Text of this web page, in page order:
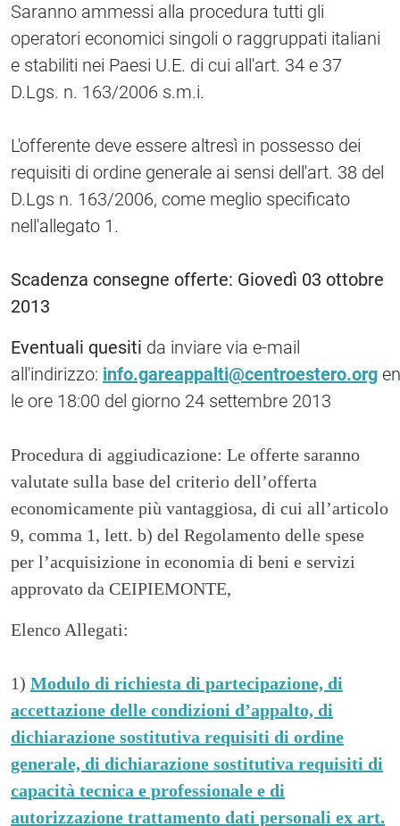
Saranno ammessi alla procedura tutti gli
operatori economici singoli o raggruppati italiani
e stabiliti nei Paesi U.E. di cui all'art. 34 e 37
D.Lgs. n. 163/2006 s.m.i.
L'offerente deve essere altresì in possesso dei
requisiti di ordine generale ai sensi dell'art. 38 del
D.Lgs n. 163/2006, come meglio specificato
nell'allegato 1.
Scadenza consegne offerte: Giovedì 03 ottobre
2013
Eventuali quesiti da inviare via e-mail
all'indirizzo: info.gareappalti@centroestero.org
le ore 18:00 del giorno 24 settembre 2013
Procedura di aggiudicazione: Le offerte saranno
valutate sulla base del criterio dell’offerta
economicamente più vantaggiosa, di cui all’articolo
9, comma 1, lett. b) del Regolamento delle spese
per l’acquisizione in economia di beni e servizi
approvato da CEIPIEMONTE,
Elenco Allegati:
1) Modulo di richiesta di partecipazione, di
accettazione delle condizioni d’appalto, di
dichiarazione sostitutiva requisiti di ordine
generale, di dichiarazione sostitutiva requisiti di
capacità tecnica e professionale e di
autorizzazione trattamento dati personali ex art.